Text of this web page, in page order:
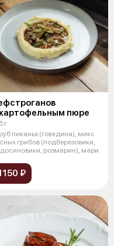
пюре
г
пиканья (говядина), микс
грибов (подберезовики,
розмарин), мари
₽